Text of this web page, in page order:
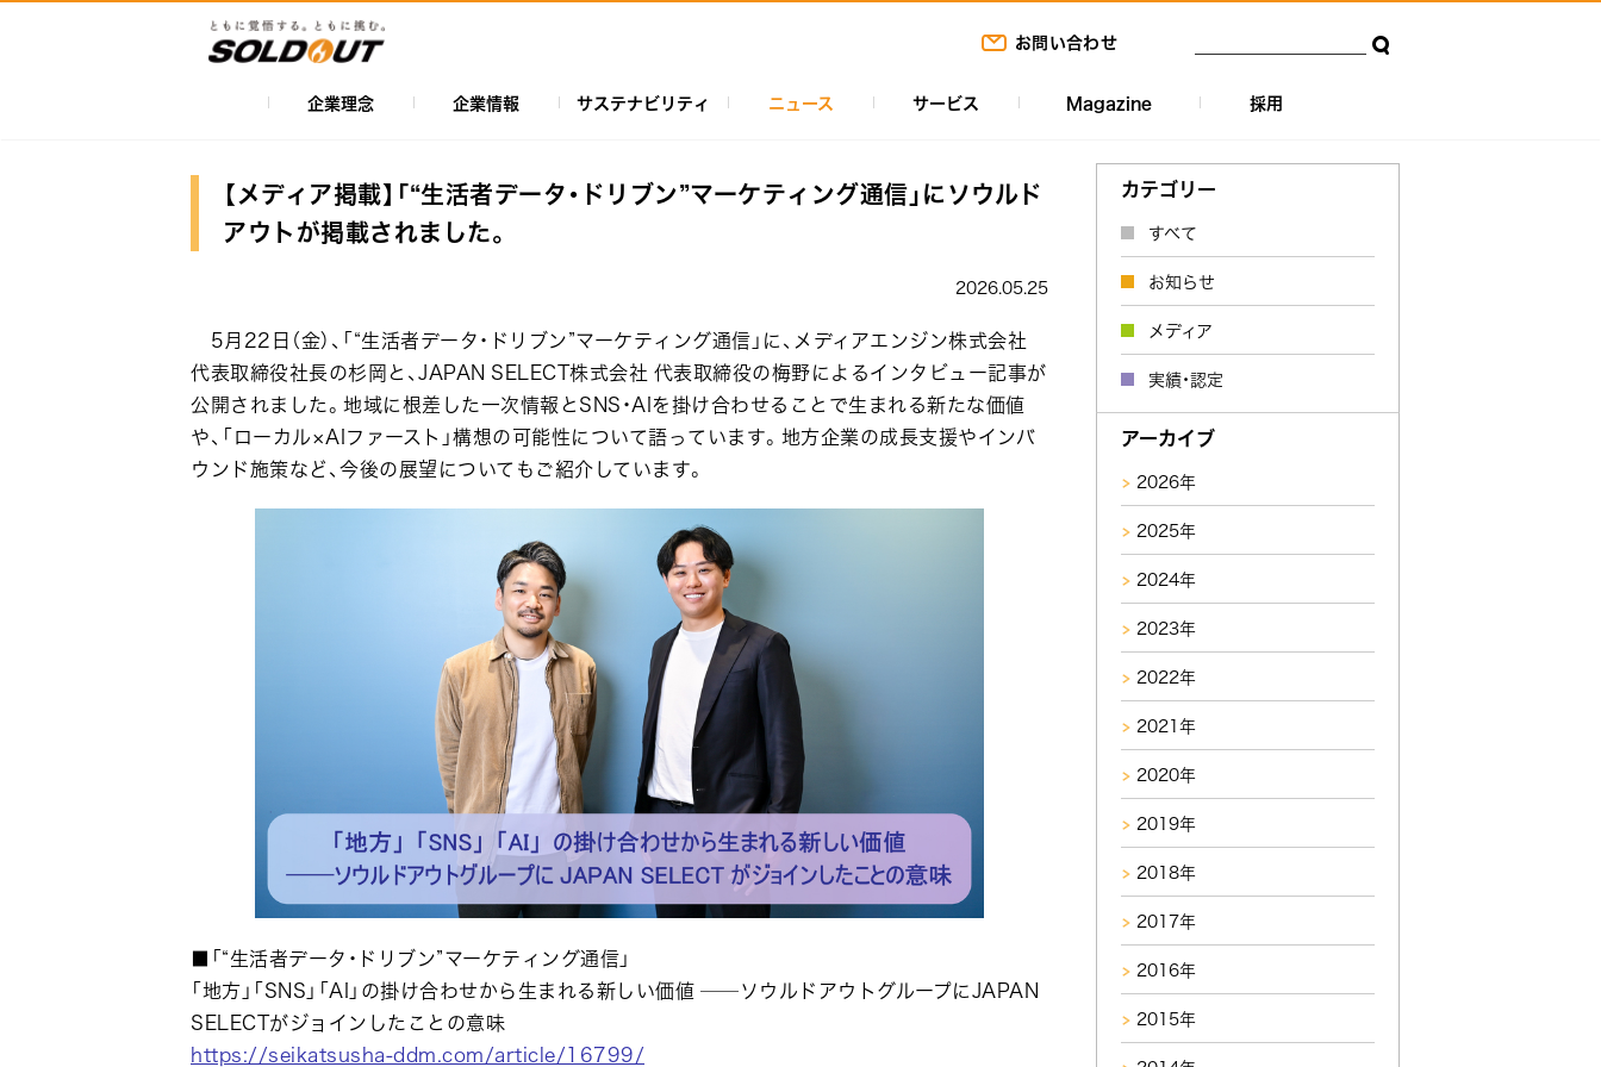
お問い合わせ
ン
ナ
ー
シ
ョ
ン
企業理念 企業情報 サステナビリティ ニュース サービス Magazine 採用
【メディア掲載】「“生活者データ・ドリブン”マーケティング通信」にソウルド
アウトが掲載されました。
2026.05.25
5月22日（金）、「“生活者データ・ドリブン”マーケティング通信」に、メディアエンジン株式会社
代表取締役社長の杉岡と、JAPAN SELECT株式会社 代表取締役の梅野によるインタビュー記事が
公開されました。地域に根差した一次情報とSNS・AIを掛け合わせることで生まれる新たな価値
や、「ローカル×AIファースト」構想の可能性について語っています。地方企業の成長支援やインバ
ウンド施策など、今後の展望についてもご紹介しています。
■「“生活者データ・ドリブン”マーケティング通信」
「地方」「SNS」「AI」の掛け合わせから生まれる新しい価値 ──ソウルドアウトグループにJAPAN
SELECTがジョインしたことの意味
https://seikatsusha-ddm.com/article/16799/
カテゴリー
すべて
お知らせ
メディア
実績・認定
アーカイブ
2026年
2025年
2024年
2023年
2022年
2021年
2020年
2019年
2018年
2017年
2016年
2015年